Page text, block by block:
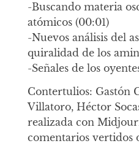
-Buscando materia
atómicos (00:01)
-Nuevos análisis del
quiralidad de los
-Señales de los
Contertulios: Gastón
Villatoro, Héctor
realizada con
comentarios vertidos